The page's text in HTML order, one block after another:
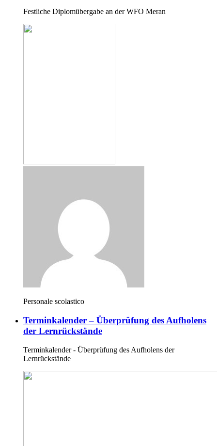
Festliche Diplomübergabe an der WFO Meran
Personale scolastico
Terminkalender – Überprüfung des Aufholens
der Lernrückstände
Terminkalender - Überprüfung des Aufholens der
Lernrückstände